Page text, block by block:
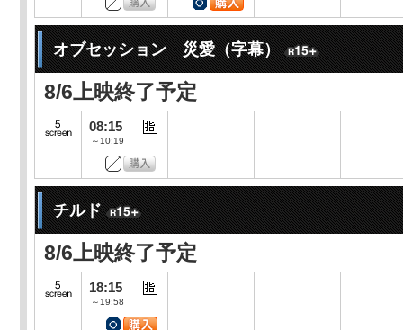
オブセッション 災愛（字幕）
8/6上映終了予定
08:15
～10:19
チルド
8/6上映終了予定
18:15
～19:58